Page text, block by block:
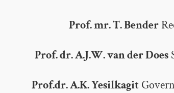
Prof. mr. T. Bender
Prof. dr. A.J.W. van der Does
Prof.dr. A.K. Yesilkagit